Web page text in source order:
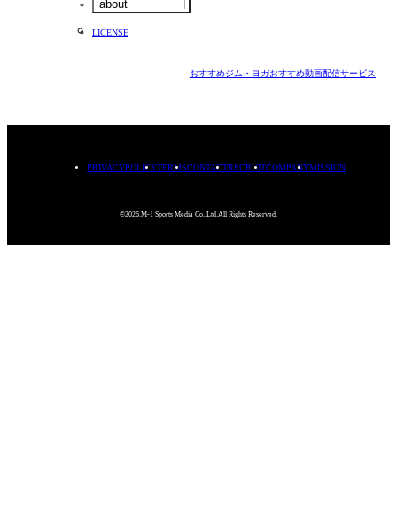
about
LICENSE
おすすめジム・ヨガおすすめ動画配信サービス
PRIVACYPOLICYTERMSCONTACTRECRUITCOMPANYMISSION
©2026.M-1 Sports Media Co.,Ltd.All Rights Reserved.